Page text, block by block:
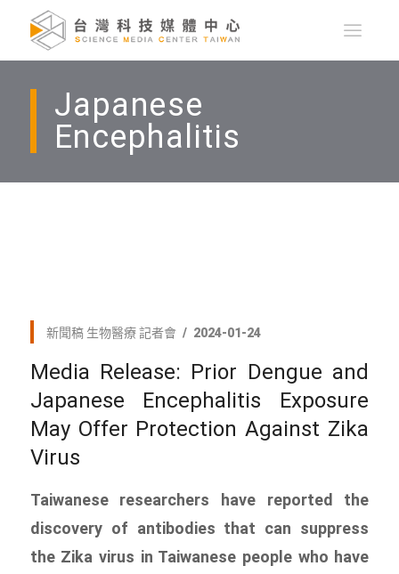
Japanese
Encephalitis
新聞稿 生物醫療 記者會 2024-01-24
Media Release: Prior Dengue and
Japanese Encephalitis Exposure
May Offer Protection Against Zika
Virus
Taiwanese researchers have reported the
discovery of antibodies that can suppress
the Zika virus in Taiwanese people who have